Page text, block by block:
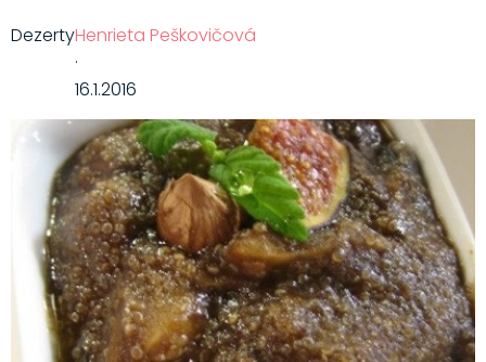
DezertyHenrieta Peškovičová
·
16.1.2016